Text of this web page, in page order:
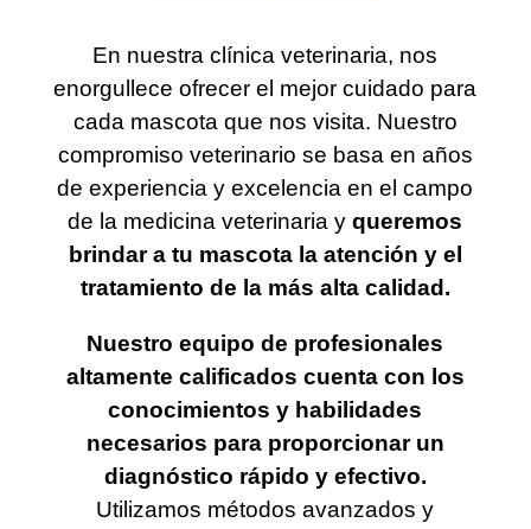
En nuestra clínica veterinaria, nos
enorgullece ofrecer el mejor cuidado para
cada mascota que nos visita. Nuestro
compromiso veterinario se basa en años
de experiencia y excelencia en el campo
de la medicina veterinaria yqueremos
brindar a tu mascota la atención y el
tratamiento de la más alta calidad.
Nuestro equipo de profesionales
altamente calificados cuenta con los
conocimientos y habilidades
necesarios para proporcionar un
diagnóstico rápido y efectivo.
Utilizamos métodos avanzados y